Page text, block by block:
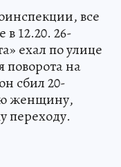
все
в 12.20. 26-
ехал по улице
поворота на
сбил 20-
женщину,
переходу.